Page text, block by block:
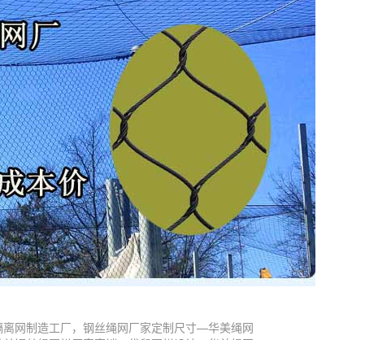
离网制造工厂，钢丝绳网厂家定制尺寸—华美绳网